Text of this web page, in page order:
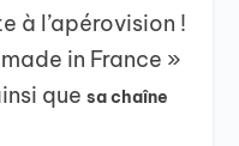
à l’apérovision !
in France »
quesa chaîne